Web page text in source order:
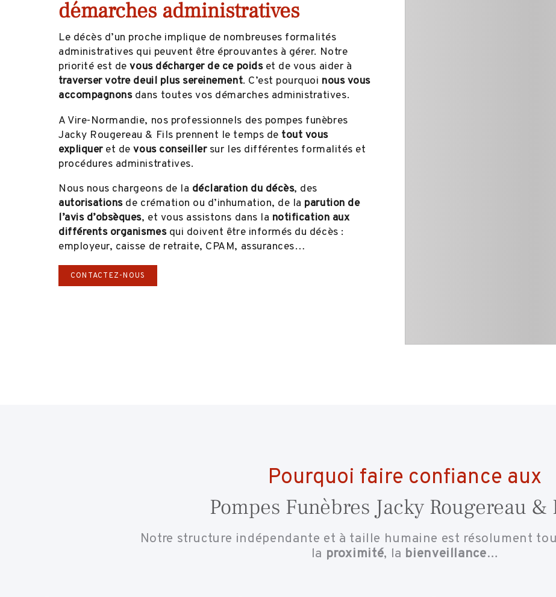
démarches administratives
Le décès d’un proche implique de nombreuses formalités
administratives qui peuvent être éprouvantes à gérer. Notre
priorité est devous décharger de ce poidset de vous aider à
traverser votre deuil plus sereinement. C’est pourquoi nous vous
accompagnonsdans toutes vos démarches administratives.
A Vire-Normandie, nos professionnels des pompes funèbres
Jacky Rougereau & Fils prennent le temps de tout vous
expliqueret devous conseillersur les différentes formalités et
procédures administratives.
Nous nous chargeons de la déclaration du décès, des
autorisationsde crémation ou d’inhumation, de la parution de
l’avis d’obsèques, et vous assistons dans la notification aux
différents organismesqui doivent être informés du décès :
employeur, caisse de retraite, CPAM, assurances…
CONTACTEZ-NOUS
Pourquoi faire confiance aux
Pompes Funèbres Jacky Rougereau &
Notre structure indépendante et à taille humaine est résolument
la proximité, la bienveillance…